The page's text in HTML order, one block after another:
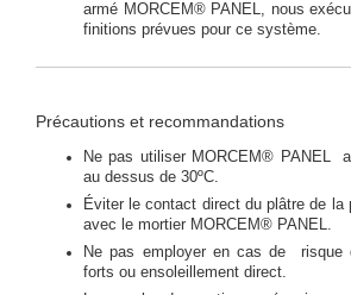
armé MORCEM® PANEL, nous
finitions prévues pour ce système.
Précautions et recommandations
Ne pas utiliser MORCEM® PANEL
au dessus de 30ºC.
Éviter le contact direct du plâtre de la
avec le mortier MORCEM® PANEL.
Ne pas employer en cas de risque
forts ou ensoleillement direct.